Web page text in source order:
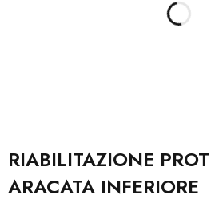
RIABILITAZIONE
ARACATA INFERIORE